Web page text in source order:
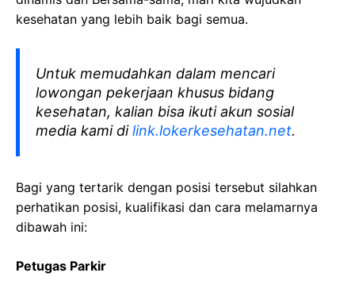
kesehatan yang lebih baik bagi semua.
Untuk memudahkan dalam mencari
lowongan pekerjaan khusus bidang
kesehatan, kalian bisa ikuti akun sosial
media kami dilink.lokerkesehatan.net.
Bagi yang tertarik dengan posisi tersebut silahkan
perhatikan posisi, kualifikasi dan cara melamarnya
dibawah ini:
Petugas Parkir